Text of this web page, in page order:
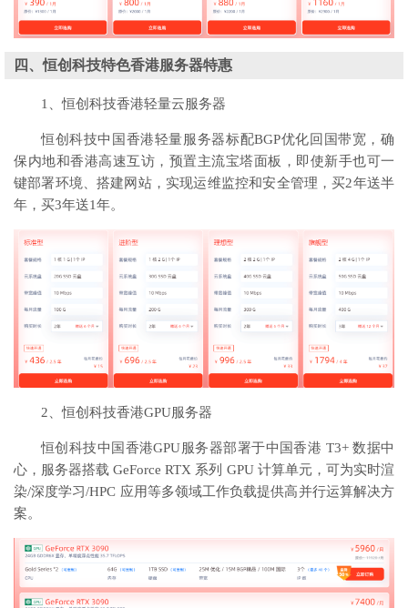
四、恒创科技特色香港服务器特惠
1、恒创科技香港轻量云服务器
恒创科技中国香港轻量服务器标配BGP优化回国带宽，确
保内地和香港高速互访，预置主流宝塔面板，即使新手也可一
键部署环境、搭建网站，实现运维监控和安全管理，买2年送半
年，买3年送1年。
2、恒创科技香港GPU服务器
恒创科技中国香港GPU服务器部署于中国香港 T3+ 数据中
心，服务器搭载 GeForce RTX 系列 GPU 计算单元，可为实时渲
染/深度学习/HPC 应用等多领域工作负载提供高并行运算解决方
案。